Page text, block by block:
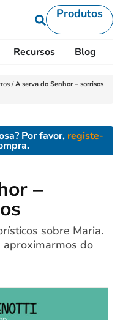
Produtos
Recursos Blog
/A serva do Senhor – sorrisos
Por favor, registe-
–
sobre Maria.
do